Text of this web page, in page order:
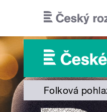
Folková